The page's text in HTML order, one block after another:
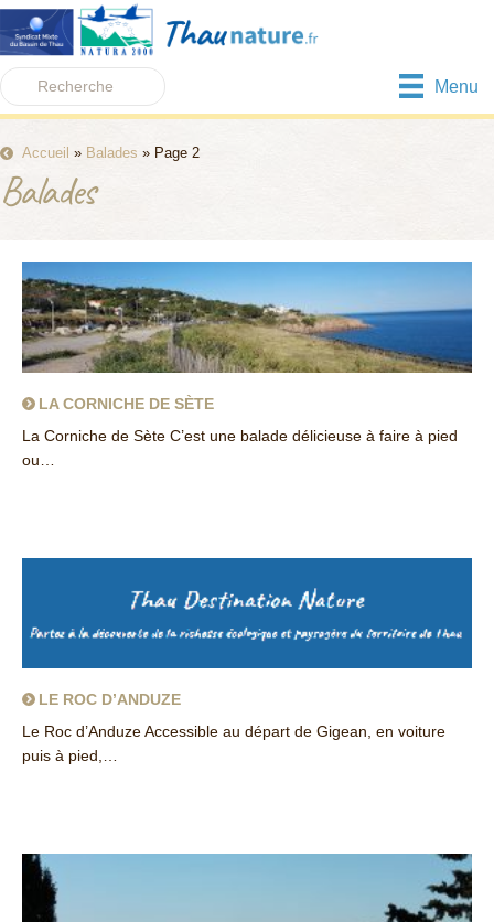
Menu
Accueil » Balades » Page 2
Balades
LA CORNICHE DE SÈTE
La Corniche de Sète C’est une balade délicieuse à faire à pied
ou…
LE ROC D’ANDUZE
Le Roc d’Anduze Accessible au départ de Gigean, en voiture
puis à pied,…